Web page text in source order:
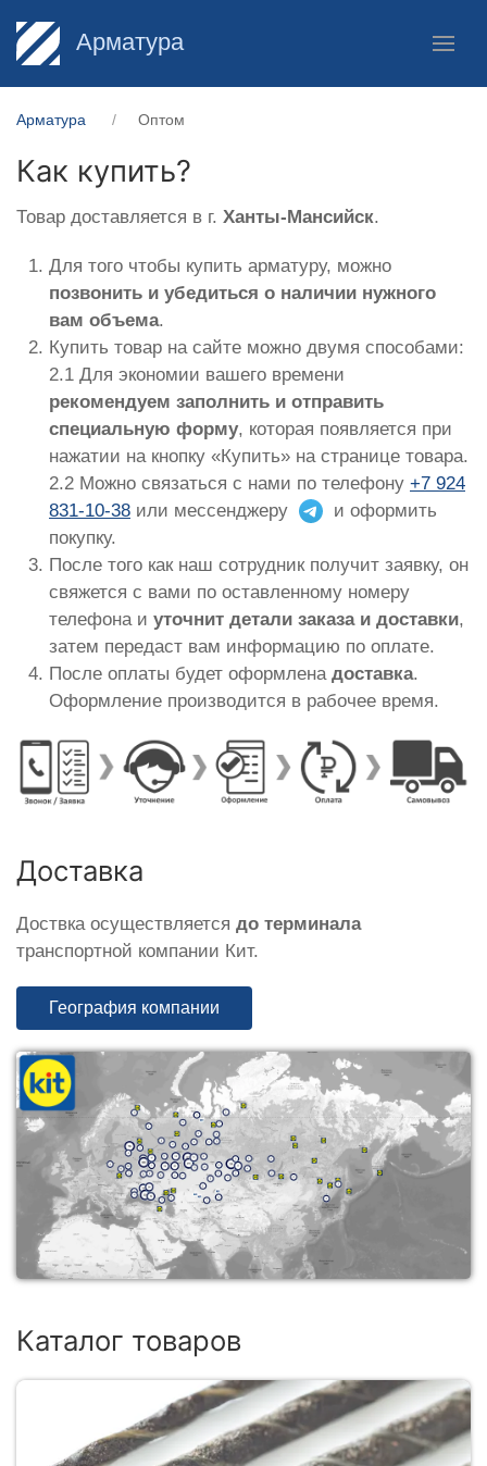
Арматура
Арматура Оптом
Как купить?
Товар доставляется в г. Ханты-Мансийск.
Для того чтобы купить арматуру, можно
позвонить и убедиться о наличии нужного
вам объема.
Купить товар на сайте можно двумя способами:
2.1 Для экономии вашего времени
рекомендуем заполнить и отправить
специальную форму, которая появляется при
нажатии на кнопку «Купить» на странице товара.
2.2 Можно связаться с нами по телефону +7 924
831-10-38 или мессенджеру
и оформить
покупку.
После того как наш сотрудник получит заявку, он
свяжется с вами по оставленному номеру
телефона и уточнит детали заказа и доставки,
затем передаст вам информацию по оплате.
После оплаты будет оформлена доставка.
Оформление производится в рабочее время.
Доставка
Доствка осуществляется до терминала
транспортной компании Кит.
География компании
Каталог товаров